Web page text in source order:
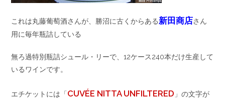
これは丸藤葡萄酒さんが、勝沼に古くからある新田商店さん
用に毎年瓶詰している
無ろ過特別瓶詰シュール・リーで、12ケース240本だけ生産して
いるワインです。
エチケットには「 CUVÉE NITTA UNFILTERED 」の文字が